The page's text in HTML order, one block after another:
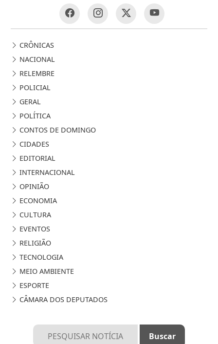
CRÔNICAS
NACIONAL
RELEMBRE
POLICIAL
GERAL
POLÍTICA
CONTOS DE DOMINGO
CIDADES
EDITORIAL
INTERNACIONAL
OPINIÃO
ECONOMIA
CULTURA
EVENTOS
RELIGIÃO
TECNOLOGIA
MEIO AMBIENTE
ESPORTE
CÂMARA DOS DEPUTADOS